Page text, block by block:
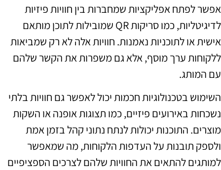
אפשר לפתח אפליקציות שמחברות בין חוויות פיזיות
לדיגיטליות, כמו סריקות QR שמובילות לתוכן מותאם
אישית או לתוכניות נאמנות. חוויות אלה לא רק שמביאות
ללקוחות ערך מוסף, אלא גם משפרות את הקשר שלהם
עם המותג.
השימוש בטכנולוגיות חכמות יכול לאפשר גם חוויות בלתי
נשכחות באירועים פיזיים, כמו תצוגות אופנה או השקות
מוצרים. התוכנות יכולות לנתח נתוני קהל בזמן אמת
ולספק תובנות על העדפות הלקוחות, מה שמאפשר
למותגים להתאים את החוויות שלהם לצרכים הספציפיים